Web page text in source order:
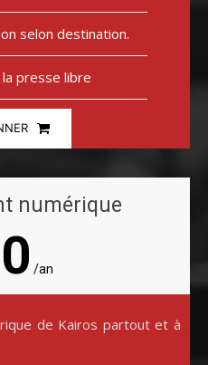
selon destination.
presse libre
numérique
/an
de Kairos partout et à